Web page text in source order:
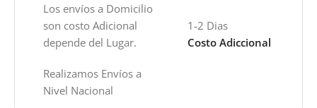
Los envíos a Domicilio
son costo Adicional
depende del Lugar.
Realizamos Envíos a
Nivel Nacional
1-2 Dias
Costo Adiccional